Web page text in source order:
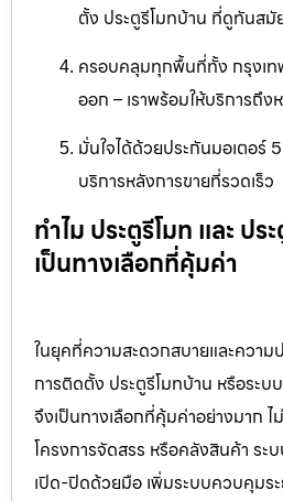
ตั้ง ประตูรีโมทบ้าน ที่ดูทันสมั
ครอบคลุมทุกพื้นที่ทั้ง กรุงเ
ออก – เราพร้อมให้บริการถึง
มั่นใจได้ด้วยประกันมอเตอร์
บริการหลังการขายที่รวดเร็ว
ทำไม ประตูรีโมท และ ป
เป็นทางเลือกที่คุ้มค่า
ในยุคที่ความสะดวกสบายและควา
การติดตั้ง ประตูรีโมทบ้าน หรือระบ
จึงเป็นทางเลือกที่คุ้มค่าอย่างมาก ไ
โครงการจัดสรร หรือคลังสินค้า ระ
เปิด-ปิดด้วยมือ เพิ่มระบบควบคุมระ